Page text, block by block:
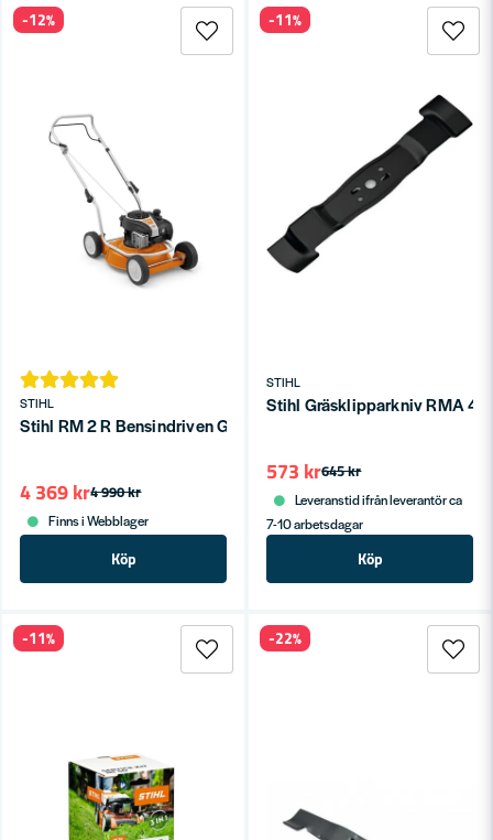
STIHL
Stihl RM 2 R Bensindriven Gräsklippare ->1500m2
4 990 kr
4 369 kr
Finns i Webblager
Köp
-12%
STIHL
Stihl Gräsklipparkniv RMA
645 kr
573 kr
Leveranstid ifrån leverantör ca
7-10 arbetsdagar
Köp
-11%
-11% -22%